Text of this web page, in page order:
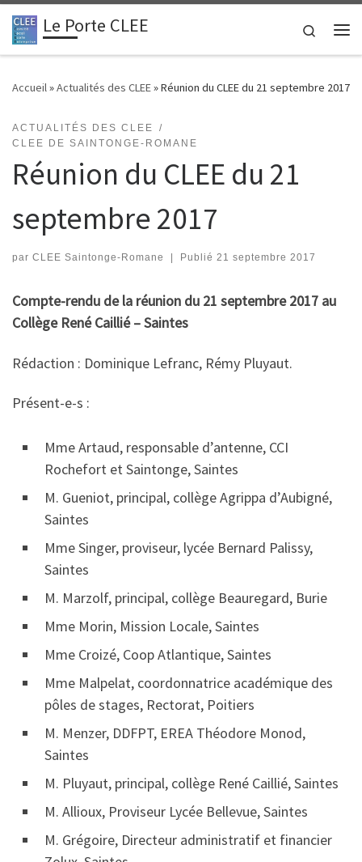
Passer au contenu
Le Porte CLEE
Search
Accueil»Actualités des CLEE»Réunion du CLEE du 21 septembre 2017
ACTUALITÉS DES CLEE
CLEE DE SAINTONGE-ROMANE
Réunion du CLEE du 21
septembre 2017
par CLEE Saintonge-Romane Publié 21 septembre 2017
Compte-rendu de la réunion du 21 septembre 2017 au
Collège René Caillié – Saintes
Rédaction : Dominique Lefranc, Rémy Pluyaut.
Présent-e-s :
Mme Artaud, responsable d’antenne, CCI
Rochefort et Saintonge, Saintes
M. Gueniot, principal, collège Agrippa d’Aubigné,
Saintes
Mme Singer, proviseur, lycée Bernard Palissy,
Saintes
M. Marzolf, principal, collège Beauregard, Burie
Mme Morin, Mission Locale, Saintes
Mme Croizé, Coop Atlantique, Saintes
Mme Malpelat, coordonnatrice académique des
pôles de stages, Rectorat, Poitiers
M. Menzer, DDFPT, EREA Théodore Monod,
Saintes
M. Pluyaut, principal, collège René Caillié, Saintes
M. Allioux, Proviseur Lycée Bellevue, Saintes
M. Grégoire, Directeur administratif et financier